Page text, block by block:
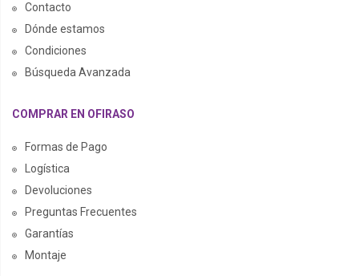
Contacto
Dónde estamos
Condiciones
Búsqueda Avanzada
COMPRAR EN OFIRASO
Formas de Pago
Logística
Devoluciones
Preguntas Frecuentes
Garantías
Montaje